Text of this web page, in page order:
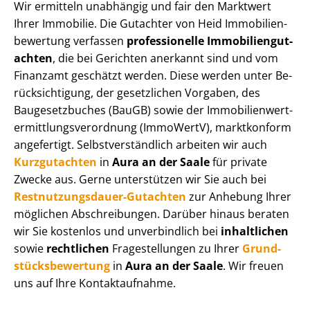
Wir ermitteln unabhängig und fair den Marktwert
Ihrer Immobilie. Die Gutachter von Heid Im­mo­bi­li­en­
be­wer­tung verfassen professionelle Im­mo­bi­li­en­gut­
ach­ten, die bei Gerichten anerkannt sind und vom
Finanzamt geschätzt werden. Diese werden unter Be­
rück­sich­ti­gung, der gesetzlichen Vorgaben, des
Baugesetzbuches (BauGB) sowie der Im­mo­bi­li­en­wert­
ermitt­lungs­ver­ord­nung (ImmoWertV), marktkonform
angefertigt. Selbst­ver­ständ­lich arbeiten wir auch
Kurzgutachten in Aura an der Saalefür private
Zwecke aus. Gerne unterstützen wir Sie auch bei
Rest­nut­zungs­dau­er-Gutachten zur Anhebung Ihrer
möglichen Abschreibungen. Darüber hinaus beraten
wir Sie kostenlos und unverbindlich bei inhaltlichen
sowie rechtlichen Fragestellungen zu Ihrer Grund­
stücks­be­wer­tung in Aura an der Saale. Wir freuen
uns auf Ihre Kontaktaufnahme.